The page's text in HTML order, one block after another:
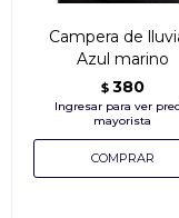
Campera de
Azul marino
$ 380